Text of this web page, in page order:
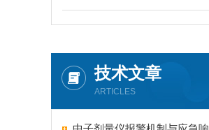
技术文章
ARTICLES